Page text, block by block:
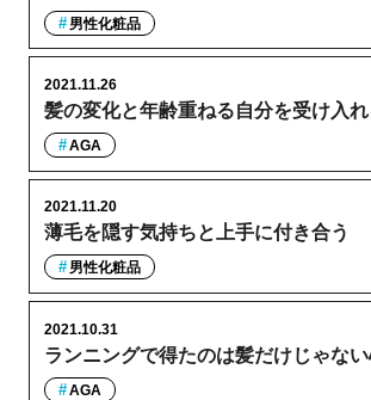
男性化粧品
髪の変化と年齢重ねる自分を受け入
2021.11.26
AGA
薄毛を隠す気持ちと上手に付き合う
2021.11.20
男性化粧品
ランニングで得たのは髪だけじゃな
2021.10.31
AGA